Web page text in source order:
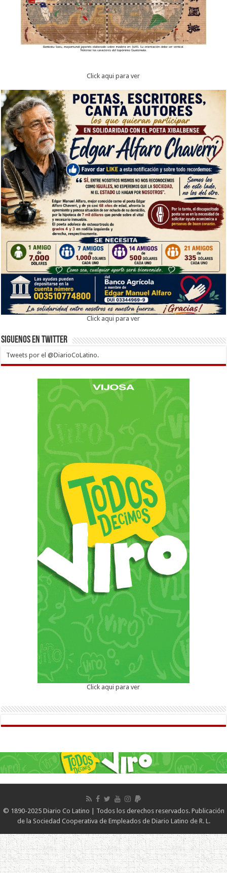
Click aqui para ver
Click aqui para ver
Siguenos en twitter
Tweets por el @DiarioCoLatino.
Click aqui para ver
© 1890-2025 Diario Co Latino | Todos los derechos reservados. Publicación
de la Sociedad Cooperativa de Empleados de Diario Latino de R. L.